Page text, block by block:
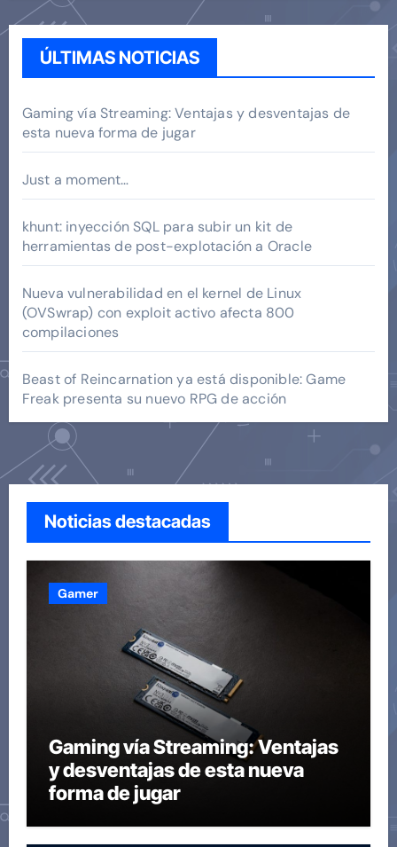
ÚLTIMAS NOTICIAS
Gaming vía Streaming: Ventajas y desventajas de
esta nueva forma de jugar
Just a moment…
khunt: inyección SQL para subir un kit de
herramientas de post-explotación a Oracle
Nueva vulnerabilidad en el kernel de Linux
(OVSwrap) con exploit activo afecta 800
compilaciones
Beast of Reincarnation ya está disponible: Game
Freak presenta su nuevo RPG de acción
Noticias destacadas
Gamer
Gaming vía Streaming: Ventajas
y desventajas de esta nueva
forma de jugar